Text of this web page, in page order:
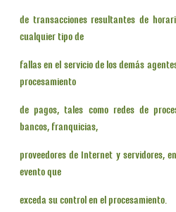
de transacciones resultantes de
cualquier tipo de
fallas en el servicio de los demás
procesamiento
de pagos, tales como redes de
bancos, franquicias,
proveedores de Internet y servidores,
evento que
exceda su control en el procesamiento.